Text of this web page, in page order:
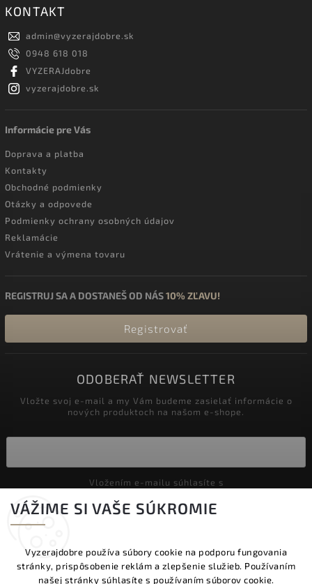
VÁŽIME SI VAŠE SÚKROMIE
Vyzerajdobre používa súbory cookie na podporu fungovania
stránky, prispôsobenie reklám a zlepšenie služieb. Používaním
našej stránky súhlasíte s používaním súborov cookie.
KONTAKT
admin@vyzerajdobre.sk
0948 618 018
VYZERAJdobre
vyzerajdobre.sk
Informácie pre Vás
Doprava a platba
Kontakty
Obchodné podmienky
Otázky a odpovede
Podmienky ochrany osobných údajov
Reklamácie
Vrátenie a výmena tovaru
REGISTRUJ SA A DOSTANEŠ OD NÁS10% ZĽAVU!
Registrovať
ODOBERAŤ NEWSLETTER
Vložte svoj e-mail a my Vám budeme zasielať informácie o
nových produktoch na našom e-shope.
Copyright 2026Vyzeraj dobre. Všetky práva vyhradené.